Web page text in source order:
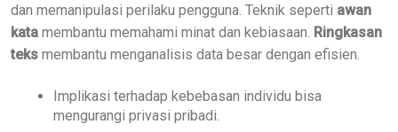
dan memanipulasi perilaku pengguna. Teknik seperti awan
kata membantu memahami minat dan kebiasaan. Ringkasan
teks membantu menganalisis data besar dengan efisien.
Implikasi terhadap kebebasan individu bisa
mengurangi privasi pribadi.